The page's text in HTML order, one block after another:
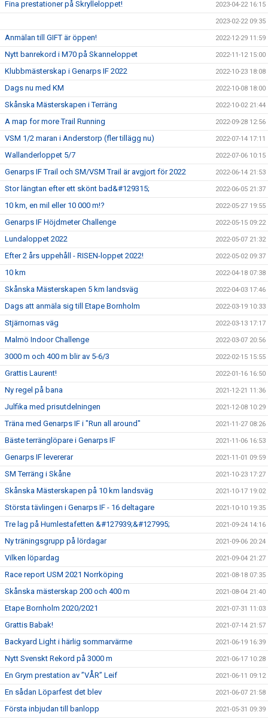
Fina prestationer på Skrylleloppet! 2023-04-22 16:15
2023-02-22 09:35
Anmälan till GIFT är öppen! 2022-12-29 11:59
Nytt banrekord i M70 på Skanneloppet 2022-11-12 15:00
Klubbmästerskap i Genarps IF 2022 2022-10-23 18:08
Dags nu med KM 2022-10-08 18:00
Skånska Mästerskapen i Terräng 2022-10-02 21:44
A map for more Trail Running 2022-09-28 12:56
VSM 1/2 maran i Anderstorp (fler tillägg nu) 2022-07-14 17:11
Wallanderloppet 5/7 2022-07-06 10:15
Genarps IF Trail och SM/VSM Trail är avgjort för 2022 2022-06-14 21:53
Stor längtan efter ett skönt bad&#129315; 2022-06-05 21:37
10 km, en mil eller 10 000 m!? 2022-05-27 19:55
Genarps IF Höjdmeter Challenge 2022-05-15 09:22
Lundaloppet 2022 2022-05-07 21:32
Efter 2 års uppehåll - RISEN-loppet 2022! 2022-05-02 09:37
10 km 2022-04-18 07:38
Skånska Mästerskapen 5 km landsväg 2022-04-03 17:46
Dags att anmäla sig till Etape Bornholm 2022-03-19 10:33
Stjärnornas väg 2022-03-13 17:17
Malmö Indoor Challenge 2022-03-07 20:56
3000 m och 400 m blir av 5-6/3 2022-02-15 15:55
Grattis Laurent! 2022-01-16 16:50
Ny regel på bana 2021-12-21 11:36
Julfika med prisutdelningen 2021-12-08 10:29
Träna med Genarps IF i "Run all around" 2021-11-27 08:26
Bäste terränglöpare i Genarps IF 2021-11-06 16:53
Genarps IF levererar 2021-11-01 09:59
SM Terräng i Skåne 2021-10-23 17:27
Skånska Mästerskapen på 10 km landsväg 2021-10-17 19:02
Största tävlingen i Genarps IF - 16 deltagare 2021-10-10 19:35
Tre lag på Humlestafetten &#127939;&#127995; 2021-09-24 14:16
Ny träningsgrupp på lördagar 2021-09-06 20:24
Vilken löpardag 2021-09-04 21:27
Race report USM 2021 Norrköping 2021-08-18 07:35
Skånska mästerskap 200 och 400 m 2021-08-04 21:40
Etape Bornholm 2020/2021 2021-07-31 11:03
Grattis Babak! 2021-07-14 21:57
Backyard Light i härlig sommarvärme 2021-06-19 16:39
Nytt Svenskt Rekord på 3000 m 2021-06-17 10:28
En Grym prestation av ”VÅR” Leif 2021-06-11 09:12
En sådan Löparfest det blev 2021-06-07 21:58
Första inbjudan till banlopp 2021-05-31 09:39